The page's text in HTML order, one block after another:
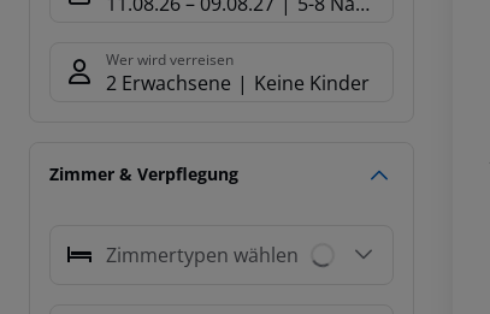
Wer wird verreisen
2 Erwachsene Keine Kinder
Zimmer & Verpflegung
Zimmertypen wählen